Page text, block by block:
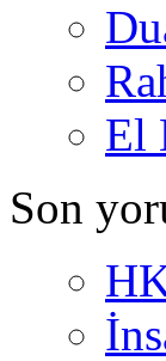
El
Son